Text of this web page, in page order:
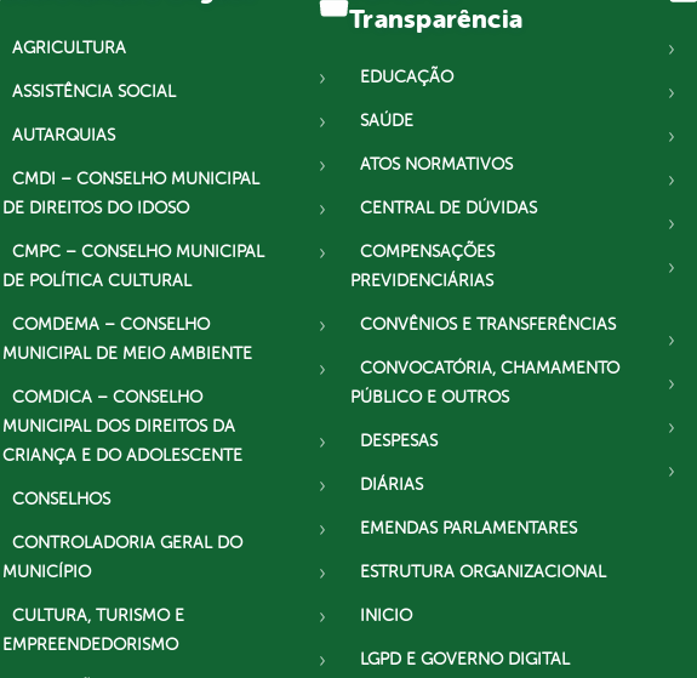
AGRICULTURA
ASSISTÊNCIA SOCIAL
AUTARQUIAS
CMDI – CONSELHO MUNICIPAL
DE DIREITOS DO IDOSO
CMPC – CONSELHO MUNICIPAL
DE POLÍTICA CULTURAL
COMDEMA – CONSELHO
MUNICIPAL DE MEIO AMBIENTE
COMDICA – CONSELHO
MUNICIPAL DOS DIREITOS DA
CRIANÇA E DO ADOLESCENTE
CONSELHOS
CONTROLADORIA GERAL DO
MUNICÍPIO
CULTURA, TURISMO E
EMPREENDEDORISMO
Transparência
EDUCAÇÃO
SAÚDE
ATOS NORMATIVOS
CENTRAL DE DÚVIDAS
COMPENSAÇÕES
PREVIDENCIÁRIAS
CONVÊNIOS E TRANSFERÊNCIAS
CONVOCATÓRIA, CHAMAMENTO
PÚBLICO E OUTROS
DESPESAS
DIÁRIAS
EMENDAS PARLAMENTARES
ESTRUTURA ORGANIZACIONAL
INICIO
LGPD E GOVERNO DIGITAL